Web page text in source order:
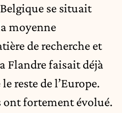
se situait
moyenne
de recherche et
Flandre faisait déjà
reste de l’Europe.
ont fortement évolué.